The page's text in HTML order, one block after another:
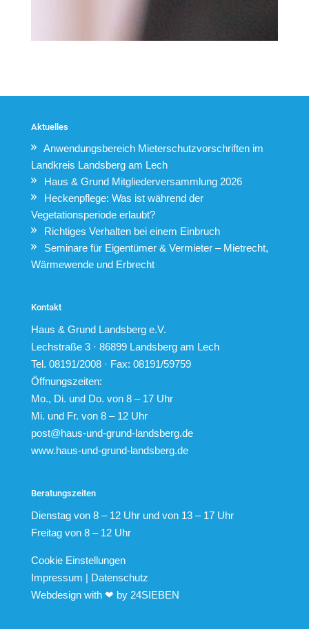
Aktuelles
Anwendungsbereich Mieterschutzvorschriften im
Landkreis Landsberg am Lech
Haus & Grund Mitgliederversammlung 2026
Heckenpflege: Was ist während der
Vegetationsperiode erlaubt?
Richtiges Verhalten bei einem Einbruch
Seminare für Eigentümer & Vermieter – Mietrecht,
Wärmewende und Erbrecht
Kontakt
Haus & Grund Landsberg e.V.
Lechstraße 3 · 86899 Landsberg am Lech
Tel. 08191/2008 · Fax: 08191/59759
Öffnungszeiten:
Mo., Di. und Do. von 8 – 17 Uhr
Mi. und Fr. von 8 – 12 Uhr
post@haus-und-grund-landsberg.de
www.haus-und-grund-landsberg.de
Beratungszeiten
Dienstag von 8 – 12 Uhr und von 13 – 17 Uhr
Freitag von 8 – 12 Uhr
Cookie Einstellungen
Impressum | Datenschutz
Webdesign with ❤ by 24SIEBEN